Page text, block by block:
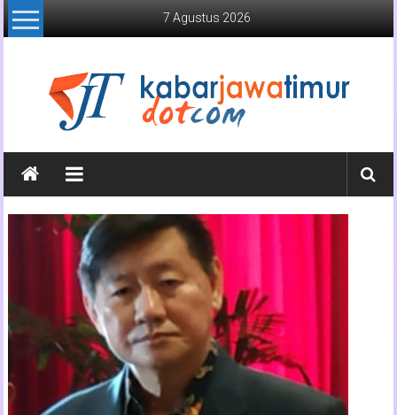
Lompat
ke
7 Agustus 2026
Kabar
Jawa
Timur
Jawa
Timur